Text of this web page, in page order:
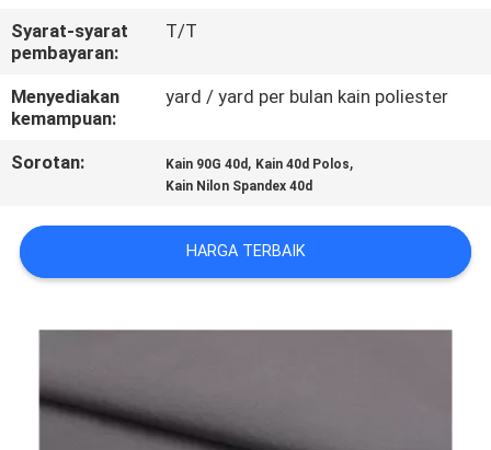
BERITA
KASUS
COMPANY
SITEMAP
PRIVACY
POLICY
Syarat-syarat
pembayaran:
T/T
Menyediakan
kemampuan:
yard / yard per bulan kain poliester
Sorotan: Kain 90G 40d , Kain 40d Polos,
Kain Nilon Spandex 40d
HARGA TERBAIK